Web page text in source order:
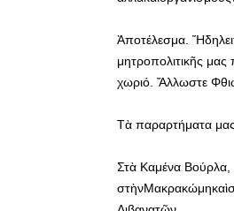
Ἀποτέλεσμα.
μητροπολιτικῆς
χωριό. Ἄλλωστε
Τὰ παραρτήματα μας
Στὰ Καμένα Βούρλα,